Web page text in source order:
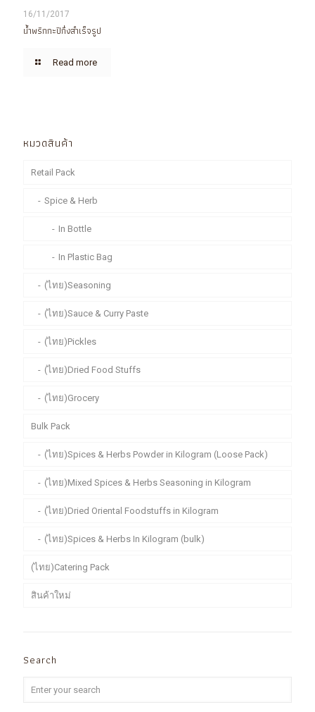
16/11/2017
น้ำพริกกะปิกึ่งสำเร็จรูป
Read more
หมวดสินค้า
Retail Pack
Spice & Herb
In Bottle
In Plastic Bag
(ไทย)Seasoning
(ไทย)Sauce & Curry Paste
(ไทย)Pickles
(ไทย)Dried Food Stuffs
(ไทย)Grocery
Bulk Pack
(ไทย)Spices & Herbs Powder in Kilogram (Loose Pack)
(ไทย)Mixed Spices & Herbs Seasoning in Kilogram
(ไทย)Dried Oriental Foodstuffs in Kilogram
(ไทย)Spices & Herbs In Kilogram (bulk)
(ไทย)Catering Pack
สินค้าใหม่
Search